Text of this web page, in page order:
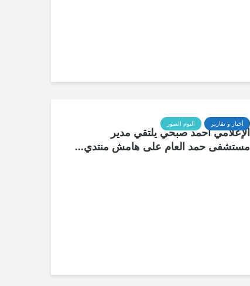
أخبار و تقارير البوم الصور
الإعلامي أحمد صبحي يلتقي مدير
مستشفى حمد العام على هامش منتدي...